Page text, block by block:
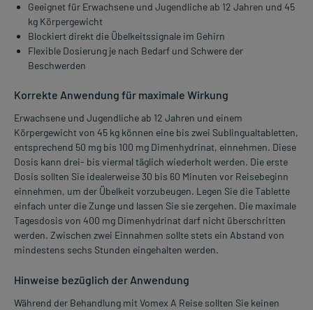
Geeignet für Erwachsene und Jugendliche ab 12 Jahren und 45
kg Körpergewicht
Blockiert direkt die Übelkeitssignale im Gehirn
Flexible Dosierung je nach Bedarf und Schwere der
Beschwerden
Korrekte Anwendung für maximale Wirkung
Erwachsene und Jugendliche ab 12 Jahren und einem
Körpergewicht von 45 kg können eine bis zwei Sublingualtabletten,
entsprechend 50 mg bis 100 mg Dimenhydrinat, einnehmen. Diese
Dosis kann drei- bis viermal täglich wiederholt werden. Die erste
Dosis sollten Sie idealerweise 30 bis 60 Minuten vor Reisebeginn
einnehmen, um der Übelkeit vorzubeugen. Legen Sie die Tablette
einfach unter die Zunge und lassen Sie sie zergehen. Die maximale
Tagesdosis von 400 mg Dimenhydrinat darf nicht überschritten
werden. Zwischen zwei Einnahmen sollte stets ein Abstand von
mindestens sechs Stunden eingehalten werden.
Hinweise bezüglich der Anwendung
Während der Behandlung mit Vomex A Reise sollten Sie keinen